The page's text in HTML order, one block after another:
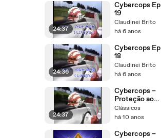
24:37
Cybercops Ep
19
Claudinei Brito
há 6 anos
24:36
Cybercops Ep
18
Claudinei Brito
há 6 anos
24:37
Cybercops –
Proteção ao
Trem
Expresso
Clássicos
há 10 anos
Cybercops –